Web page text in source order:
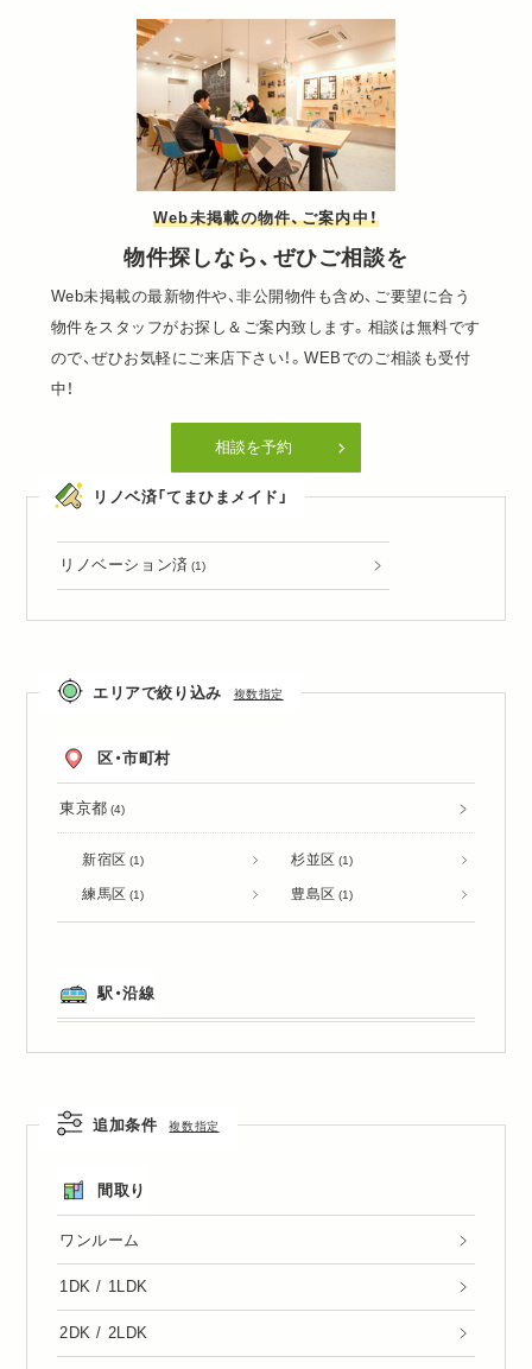
Web未掲載の物件、ご案内中！
物件探しなら、ぜひご相談を
Web未掲載の最新物件や、非公開物件も含め、ご要望に合う
物件をスタッフがお探し＆ご案内致します。相談は無料です
ので、ぜひお気軽にご来店下さい！。WEBでのご相談も受付
中！
相談を予約
リノベ済「てまひまメイド」
リノベーション済 (1)
エリアで絞り込み 複数指定
区・市町村
東京都 (4)
新宿区 (1) 杉並区 (1)
練馬区 (1) 豊島区 (1)
駅・沿線
追加条件 複数指定
間取り
ワンルーム
1DK / 1LDK
2DK / 2LDK